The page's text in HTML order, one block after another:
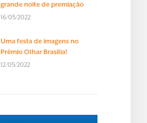
grande noite de premiação
16/05/2022
Uma festa de imagens no
Prêmio Olhar Brasília!
12/05/2022